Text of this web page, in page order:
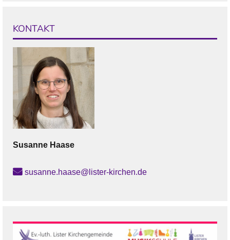
KONTAKT
Susanne Haase
susanne.haase@lister-kirchen.de